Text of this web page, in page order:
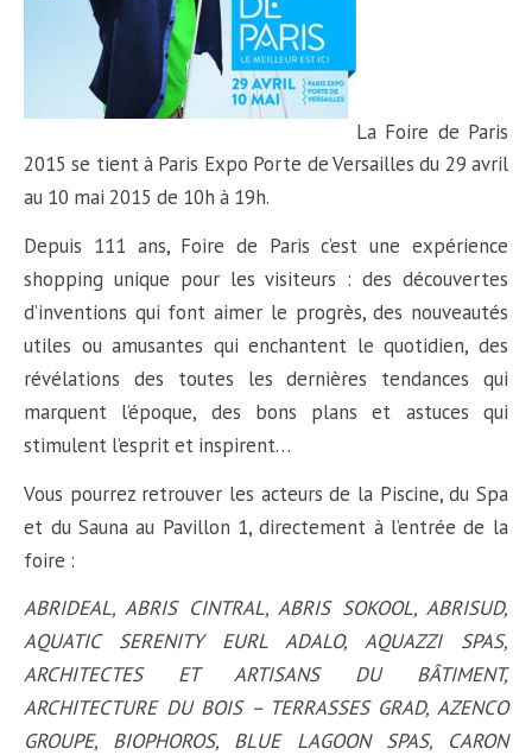
La Foire de Paris
2015 se tient à Paris Expo Porte de Versailles du 29 avril
au 10 mai 2015 de 10h à 19h.
Depuis 111 ans, Foire de Paris c’est une expérience
shopping unique pour les visiteurs : des découvertes
d’inventions qui font aimer le progrès, des nouveautés
utiles ou amusantes qui enchantent le quotidien, des
révélations des toutes les dernières tendances qui
marquent l’époque, des bons plans et astuces qui
stimulent l’esprit et inspirent…
Vous pourrez retrouver les acteurs de la Piscine, du Spa
et du Saunaau Pavillon 1, directement à l’entrée de la
foire :
ABRIDEAL, ABRIS CINTRAL, ABRIS SOKOOL, ABRISUD,
AQUATIC SERENITY EURL ADALO, AQUAZZI SPAS,
ARCHITECTES ET ARTISANS DU BÂTIMENT,
ARCHITECTURE DU BOIS – TERRASSES GRAD, AZENCO
GROUPE, BIOPHOROS, BLUE LAGOON SPAS, CARON